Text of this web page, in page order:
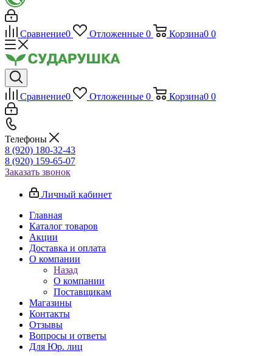
Сравнение0 Отложенные 0 Корзина0 0
Сравнение0 Отложенные 0 Корзина0 0
Телефоны
8 (920) 180-32-43
8 (920) 159-65-07
Заказать звонок
Личный кабинет
Главная
Каталог товаров
Акции
Доставка и оплата
О компании
Назад
О компании
Поставщикам
Магазины
Контакты
Отзывы
Вопросы и ответы
Для Юр. лиц